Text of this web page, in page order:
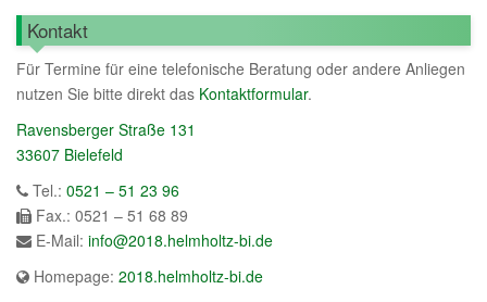
Kontakt
Für Termine für eine telefonische Beratung oder andere Anliegen
nutzen Sie bitte direkt das Kontaktformular.
Ravensberger Straße 131
33607 Bielefeld
Tel.: 0521 – 51 23 96
Fax.: 0521 – 51 68 89
E-Mail: info@2018.helmholtz-bi.de
Homepage: 2018.helmholtz-bi.de